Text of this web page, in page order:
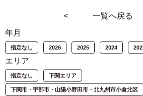
< 一覧へ戻る
年月
指定なし 2026 2025 2024
エリア
指定なし 下関エリア
下関市・宇部市・山陽小野田市・北九州市小倉北区